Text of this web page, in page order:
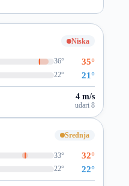
Niska
36° 35°
22° 21°
4 m/s
udari 8
Srednja
33° 32°
22° 22°